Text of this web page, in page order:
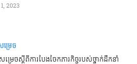
2023
រេច
ម្រេចស្ដីពីការបែងចែកភារកិច្ចរបស់ថ្នាក់ដឹកនាំ